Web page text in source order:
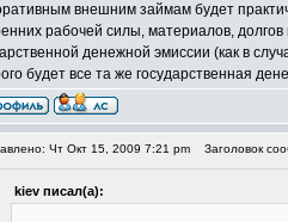
внешним займам будет
рабочей силы, материалов,
денежной эмиссии (как в
будет все та же государственная
Чт Окт 15, 2009 7:21 pm Заголовок
kiev писал(а):